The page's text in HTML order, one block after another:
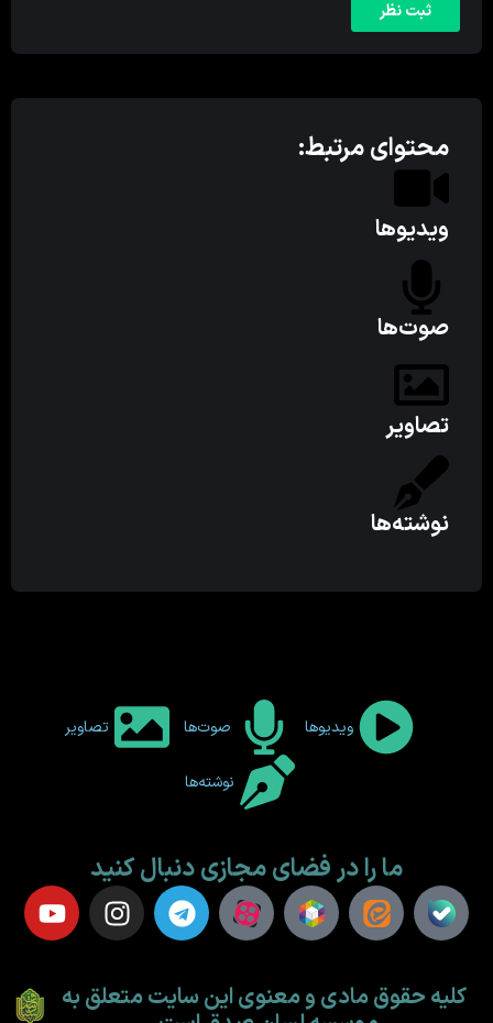
محتوای مرتبط:
ویدیوها
صوت‌ها
تصاویر
نوشته‌ها
ویدیوها صوت‌ها تصاویر
نوشته‌ها
ما را در فضای مجازی دنبال کنید
کلیه حقوق مادی و معنوی این سایت متعلق به